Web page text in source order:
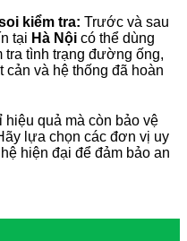
kiểm tra: Trước và sau
tại Hà Nội có thể dùng
tra tình trạng đường ống,
cản và hệ thống đã hoàn
quả mà còn bảo vệ
lựa chọn các đơn vị uy
hiện đại để đảm bảo an